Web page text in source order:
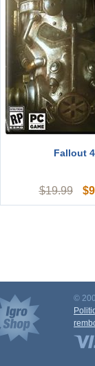
Fallout 4
$19.99 $
©